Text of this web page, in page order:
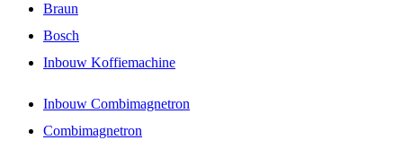
Braun
Bosch
Inbouw Koffiemachine
Inbouw Combimagnetron
Combimagnetron